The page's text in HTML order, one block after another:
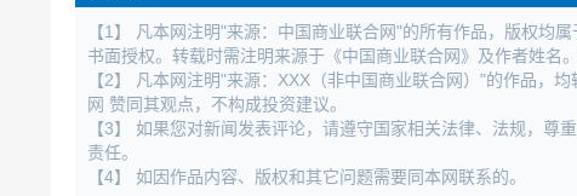
【1】 凡本网注明"来源：中国商业联合网"的所有作品，版权均
书面授权。转载时需注明来源于《中国商业联合网》及作者姓名
【2】 凡本网注明"来源：XXX（非中国商业联合网）"的作品，
网 赞同其观点，不构成投资建议。
【3】 如果您对新闻发表评论，请遵守国家相关法律、法规，
责任。
【4】 如因作品内容、版权和其它问题需要同本网联系的。